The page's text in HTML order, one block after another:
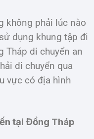
không phải lúc nào
dụng khung tập đi
Tháp di chuyển an
di chuyển qua
vực có địa hình
tại Đồng Tháp